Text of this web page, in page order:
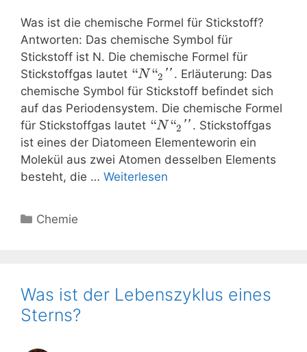
Was ist die chemische Formel für Stickstoff?
Antworten: Das chemische Symbol für
Stickstoff ist N. Die chemische Formel für
Stickstoffgas lautet “N“2 '' . Erläuterung: Das
chemische Symbol für Stickstoff befindet sich
auf das Periodensystem. Die chemische Formel
für Stickstoffgas lautet “N“2 '' . Stickstoffgas
ist eines der Diatomeen Elementeworin ein
Molekül aus zwei Atomen desselben Elements
besteht, die … Weiterlesen
Kategorien
Chemie
Was ist der Lebenszyklus eines
Sterns?